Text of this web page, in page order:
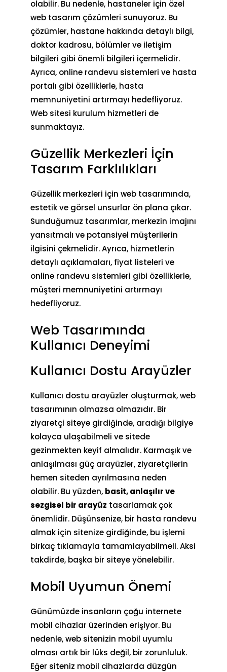
olabilir. Bu nedenle, hastaneler için özel
web tasarım çözümleri sunuyoruz. Bu
çözümler, hastane hakkında detaylı bilgi,
doktor kadrosu, bölümler ve iletişim
bilgileri gibi önemli bilgileri içermelidir.
Ayrıca, online randevu sistemleri ve hasta
portalı gibi özelliklerle, hasta
memnuniyetini artırmayı hedefliyoruz.
Web sitesi kurulum hizmetleri de
sunmaktayız.
Güzellik Merkezleri İçin
Tasarım Farklılıkları
Güzellik merkezleri için web tasarımında,
estetik ve görsel unsurlar ön plana çıkar.
Sunduğumuz tasarımlar, merkezin imajını
yansıtmalı ve potansiyel müşterilerin
ilgisini çekmelidir. Ayrıca, hizmetlerin
detaylı açıklamaları, fiyat listeleri ve
online randevu sistemleri gibi özelliklerle,
müşteri memnuniyetini artırmayı
hedefliyoruz.
Web Tasarımında
Kullanıcı Deneyimi
Kullanıcı Dostu Arayüzler
Kullanıcı dostu arayüzler oluşturmak, web
tasarımının olmazsa olmazıdır. Bir
ziyaretçi siteye girdiğinde, aradığı bilgiye
kolayca ulaşabilmeli ve sitede
gezinmekten keyif almalıdır. Karmaşık ve
anlaşılması güç arayüzler, ziyaretçilerin
hemen siteden ayrılmasına neden
olabilir. Bu yüzden, basit, anlaşılır ve
sezgisel bir arayüz tasarlamak çok
önemlidir. Düşünsenize, bir hasta randevu
almak için sitenize girdiğinde, bu işlemi
birkaç tıklamayla tamamlayabilmeli. Aksi
takdirde, başka bir siteye yönelebilir.
Mobil Uyumun Önemi
Günümüzde insanların çoğu internete
mobil cihazlar üzerinden erişiyor. Bu
nedenle, web sitenizin mobil uyumlu
olması artık bir lüks değil, bir zorunluluk.
Eğer siteniz mobil cihazlarda düzgün